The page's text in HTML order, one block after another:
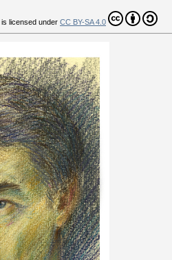
is licensed under CC BY-SA 4.0